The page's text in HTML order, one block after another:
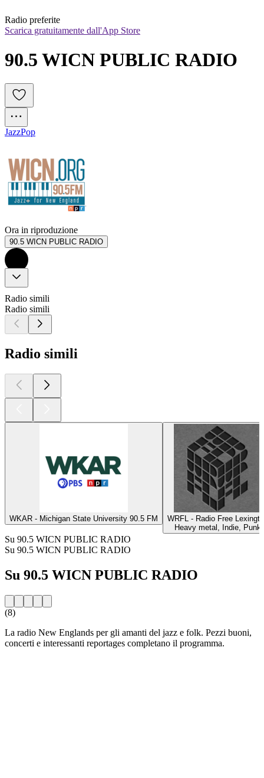
Radio preferite
Scarica gratuitamente dall'App Store
90.5 WICN PUBLIC RADIO
JazzPop
Ora in riproduzione
90.5 WICN PUBLIC RADIO
Radio simili
Radio simili
Radio simili
WKAR - Michigan State University 90.5 FM
WRFL - Radio Free
Heavy metal, Indie, Punk
Su 90.5 WICN PUBLIC RADIO
Su 90.5 WICN PUBLIC RADIO
Su 90.5 WICN PUBLIC RADIO
(8)
La radio New Englands per gli amanti del jazz e folk. Pezzi buoni,
concerti e interessanti reportages completano il programma.